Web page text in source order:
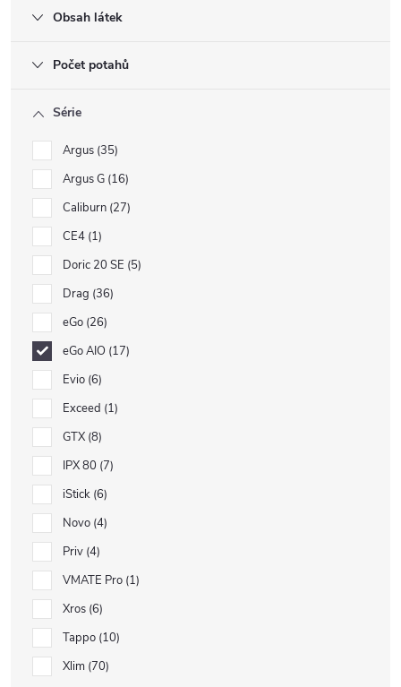
Obsah látek
Počet potahů
Série
Argus 35
Argus G 16
Caliburn 27
CE4 1
Doric 20 SE 5
Drag 36
eGo 26
eGo AIO 17
Evio 6
Exceed 1
GTX 8
IPX 80 7
iStick 6
Novo 4
Priv 4
VMATE Pro 1
Xros 6
Tappo 10
Xlim 70